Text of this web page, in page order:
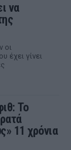
να
οι
έχει γίνει
Το
11 χρόνια